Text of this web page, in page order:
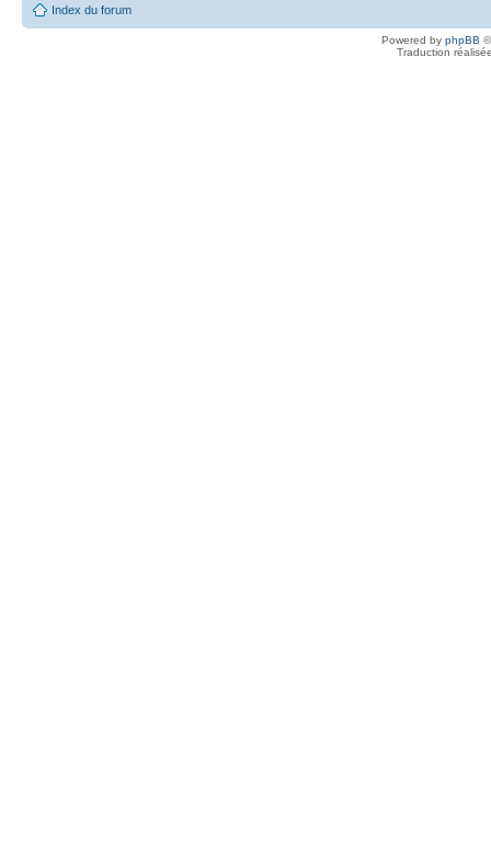
Index du forum
Powered by phpBB
Traduction